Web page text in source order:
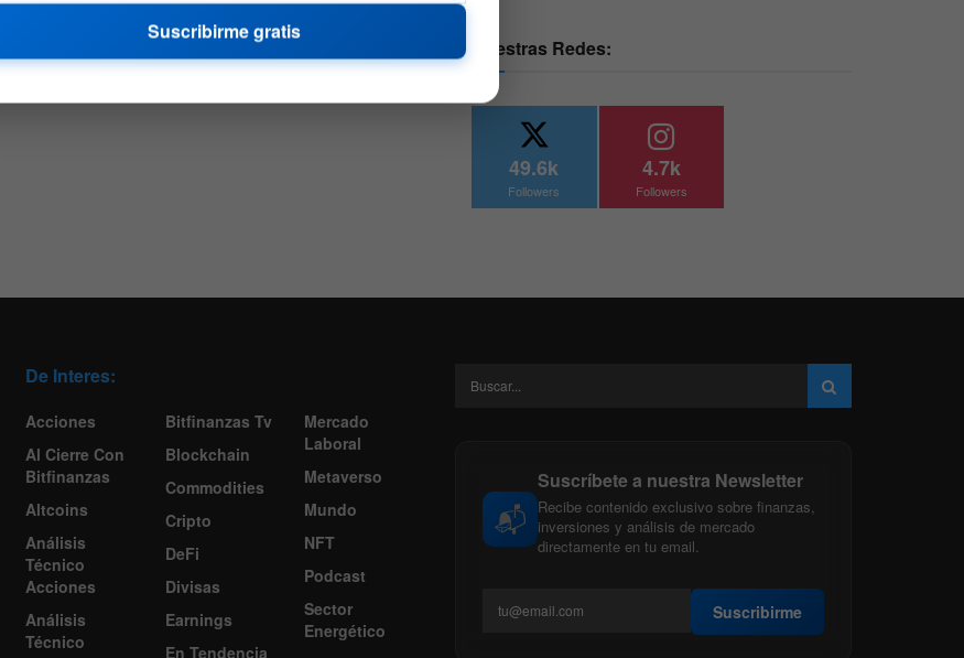
Nuestras Redes:
49.6k
Followers
4.7k
Followers
De Interes:
Acciones
Al Cierre Con
Bitfinanzas
Altcoins
Análisis
Técnico
Acciones
Análisis
Técnico
Bitfinanzas Tv
Blockchain
Commodities
Cripto
DeFi
Divisas
Earnings
En Tendencia
Mercado
Laboral
Metaverso
Mundo
NFT
Podcast
Sector
Energético
📬
Suscríbete a nuestra Newsletter
Recibe contenido exclusivo sobre finanzas,
inversiones y análisis de mercado
directamente en tu email.
Suscribirme
Suscribirme gratis